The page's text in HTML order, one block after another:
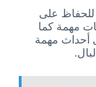
للحفاظ على
مهمة كما
أحداث مهمة